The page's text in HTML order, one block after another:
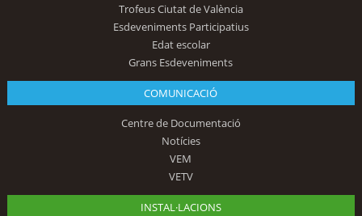
Trofeus Ciutat de València
Esdeveniments Participatius
Edat escolar
Grans Esdeveniments
COMUNICACIÓ
Centre de Documentació
Notícies
VEM
VETV
INSTAL·LACIONS